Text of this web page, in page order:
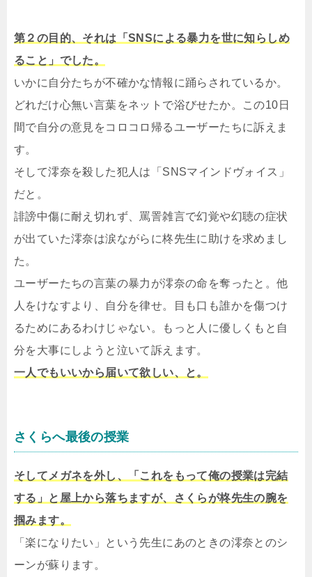
第２の目的、それは「SNSによる暴力を世に知らしめ
ること」でした。
いかに自分たちが不確かな情報に踊らされているか。
どれだけ心無い言葉をネットで浴びせたか。この10日
間で自分の意見をコロコロ帰るユーザーたちに訴えま
す。
そして澪奈を殺した犯人は「SNSマインドヴォイス」
だと。
誹謗中傷に耐え切れず、罵詈雑言で幻覚や幻聴の症状
が出ていた澪奈は涙ながらに柊先生に助けを求めまし
た。
ユーザーたちの言葉の暴力が澪奈の命を奪ったと。他
人をけなすより、自分を律せ。目も口も誰かを傷つけ
るためにあるわけじゃない。もっと人に優しくもと自
分を大事にしようと泣いて訴えます。
一人でもいいから届いて欲しい、と。
さくらへ最後の授業
そしてメガネを外し、「これをもって俺の授業は完結
する」と屋上から落ちますが、さくらが柊先生の腕を
掴みます。
「楽になりたい」という先生にあのときの澪奈とのシ
ーンが蘇ります。